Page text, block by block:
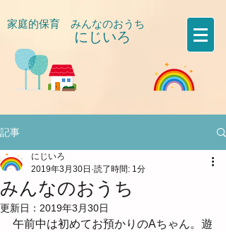
家庭的保育 みんなのおうち
にじいろ
記事
みんなのおうち
にじいろ
2019年3月30日 読了時間: 1分
更新日： 2019年3月30日
午前中は初めてお預かりのAちゃん。遊